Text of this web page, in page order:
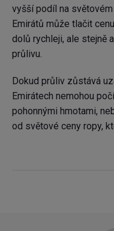
vyšší podíl na
Emirátů může tlačit
dolů rychleji, ale stejně
průlivu.
Dokud průliv zůstává
Emirátech nemohou
pohonnými hmotami,
od světové ceny ropy,